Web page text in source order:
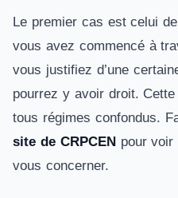
Le premier cas est celui
vous avez commencé à
vous justifiez d’une
pourrez y avoir droit. Cette
tous régimes confondus.
site de CRPCENpour voir
vous concerner.